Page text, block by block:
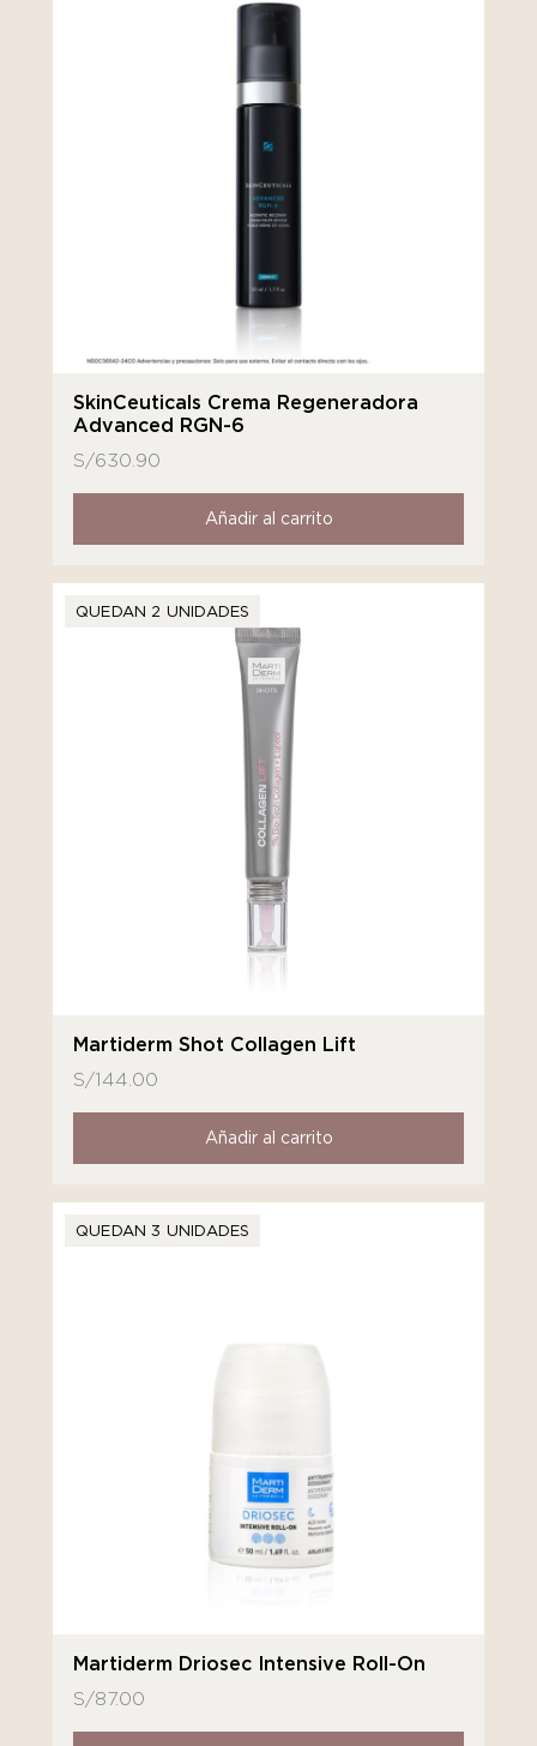
SkinCeuticals Crema Regeneradora
Advanced RGN-6
S/630.90
Añadir al carrito
QUEDAN 2 UNIDADES
Martiderm Shot Collagen Lift
S/144.00
Añadir al carrito
QUEDAN 3 UNIDADES
Martiderm Driosec Intensive Roll-On
S/87.00